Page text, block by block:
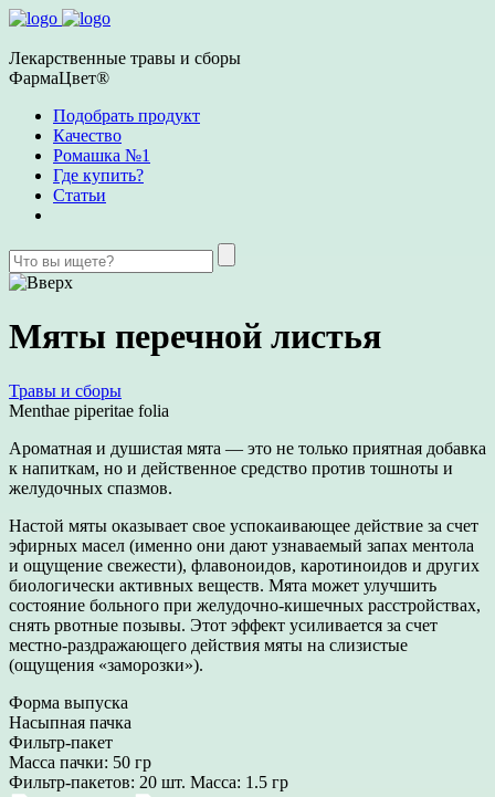
Лекарственные травы и сборы
ФармаЦвет®
Подобрать продукт
Качество
Ромашка №1
Где купить?
Статьи
Мяты перечной листья
Травы и сборы
Menthae piperitae folia
Ароматная и душистая мята — это не только приятная добавка
к напиткам, но и действенное средство против тошноты и
желудочных спазмов.
Настой мяты оказывает свое успокаивающее действие за счет
эфирных масел (именно они дают узнаваемый запах ментола
и ощущение свежести), флавоноидов, каротиноидов и других
биологически активных веществ. Мята может улучшить
состояние больного при желудочно-кишечных расстройствах,
снять рвотные позывы. Этот эффект усиливается за счет
местно-раздражающего действия мяты на слизистые
(ощущения «заморозки»).
Форма выпуска
Насыпная пачка
Фильтр-пакет
Масса пачки: 50 гр
Фильтр-пакетов: 20 шт. Масса: 1.5 гр